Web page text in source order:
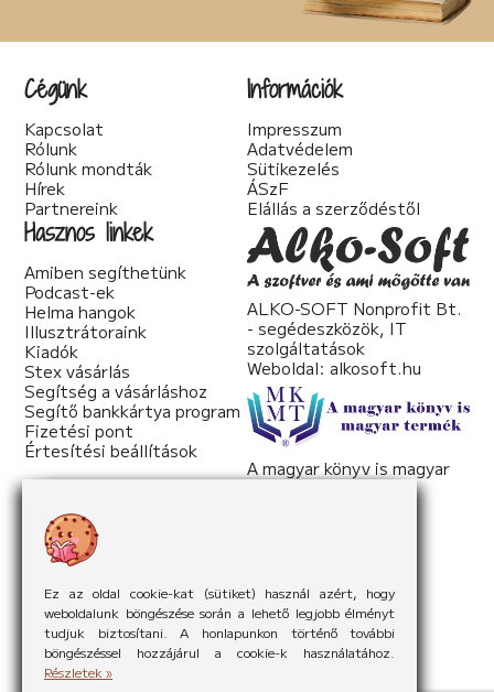
Ez az oldal cookie-kat (sütiket) használ azért, hogy
weboldalunk böngészése során a lehető legjobb élményt
tudjuk biztosítani. A honlapunkon történő további
böngészéssel hozzájárul a cookie-k használatához.
Részletek »
Cégünk
Kapcsolat
Rólunk
Rólunk mondták
Hírek
Partnereink
Információk
Impresszum
Adatvédelem
Sütikezelés
ÁSzF
Elállás a szerződéstől
Hasznos linkek
Amiben segíthetünk
Podcast-ek
Helma hangok
Illusztrátoraink
Kiadók
Stex vásárlás
Segítség a vásárláshoz
Segítő bankkártya program
Fizetési pont
Értesítési beállítások
ALKO-SOFT Nonprofit Bt.
- segédeszközök, IT
szolgáltatások
Weboldal: alkosoft.hu
A magyar könyv is magyar
termék